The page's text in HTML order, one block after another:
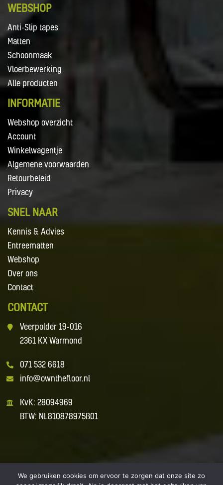
WEBSHOP
Anti-Slip tapes
Matten
Schoonmaak
Vloerbewerking
Alle producten
INFORMATIE
Webshop overzicht
Account
Winkelwagentje
Algemene voorwaarden
Retourbeleid
Privacy
SNEL NAAR
Kennis & Advies
Entreematten
Webshop
Over ons
Contact
CONTACT
Veerpolder 19-016
2361 KX Warmond
071 532 6618
info@ownthefloor.nl
KvK: 28094969
BTW: NL810878975B01
We gebruiken cookies om ervoor te zorgen dat onze site zo